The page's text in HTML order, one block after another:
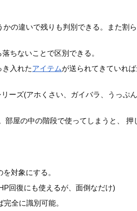
の違いで残りも判別できる。また割
ちないことで区別できる。
入れたアイテムが送られてきていれ
ーズ(アホくさい、ガイバラ、うっぷ
屋の中の階段で使ってしまうと、 押
対象にする。
回復にも使えるが、面倒なだけ)
全に識別可能。